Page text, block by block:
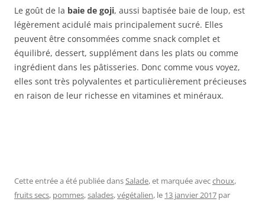
Le goût de la baie de goji, aussi baptisée baie de loup, est
légèrement acidulé mais principalement sucré. Elles
peuvent être consommées comme snack complet et
équilibré, dessert, supplément dans les plats ou comme
ingrédient dans les pâtisseries. Donc comme vous voyez,
elles sont très polyvalentes et particulièrement précieuses
en raison de leur richesse en vitamines et minéraux.
Cette entrée a été publiée dansSalade, et marquée avecchoux,
fruits secs, pommes,salades,végétalien, le 13 janvier 2017 par